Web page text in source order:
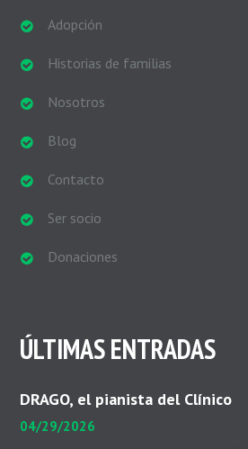
Adopción
Historias de familias
Nosotros
Blog
Contacto
Ser socio
Donaciones
ÚLTIMAS ENTRADAS
DRAGO, el pianista del Clínico
04/29/2026